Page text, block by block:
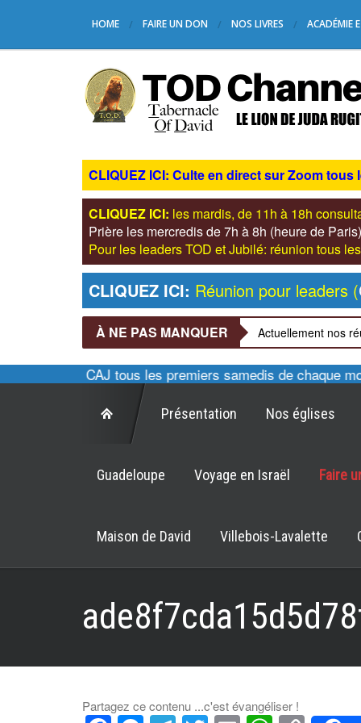
HOME FAIRE UN DON NOS LIVRES ACADÉMIE
CLIQUEZ ICI: Culte en direct sur Zoom
CLIQUEZ ICI: les mardis, de 11h à 18h
Prière les mercredis de 7h à 8h (heure de
Pour les leaders TOD et Jubilé: réunion tous
CLIQUEZ ICI: Réunion pour leaders (
À NE PAS MANQUER Actuellement nos
des CAJ tous les premiers samedis de chaque
Présentation Nos églises
Guadeloupe Voyage en Israël Faire
Maison de David Villebois-Lavalette
Partagez ce contenu ...c'est évangéliser !